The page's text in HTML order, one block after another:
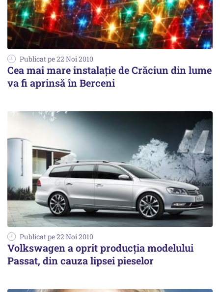
Publicat pe 22 Noi 2010
Cea mai mare instalaţie de Crăciun din lume
va fi aprinsă în Berceni
Publicat pe 22 Noi 2010
Volkswagen a oprit producţia modelului
Passat, din cauza lipsei pieselor